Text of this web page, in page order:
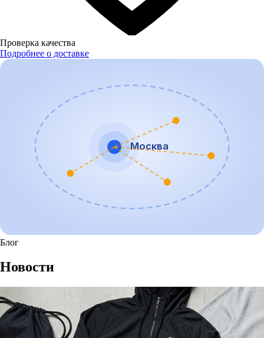
Проверка качества
Подробнее о доставке
Москва
Блог
Новости